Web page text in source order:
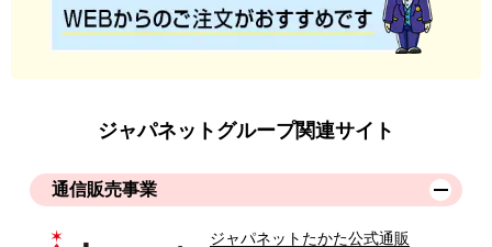
ジャパネットグループ関連サイト
通信販売事業
ジャパネットたかた公式通販